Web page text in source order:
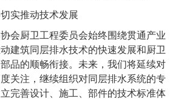
推动技术发展
厨卫工程委员会始终围绕贯通产业
建筑同层排水技术的快速发展和厨卫
品的顺畅衔接。未来，我们将延续对
关注，继续组织对同层排水系统的专
完善设计、施工、部件的技术标准体